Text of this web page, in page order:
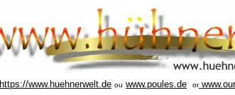
https://www.huehnerwelt.de ou www.poules.de or